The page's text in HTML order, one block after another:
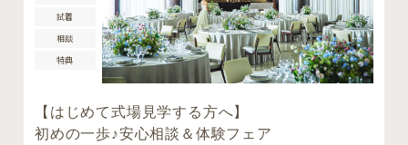
試着
相談
特典
【はじめて式場見学する方へ】
初めの一歩♪安心相談＆体験フェア